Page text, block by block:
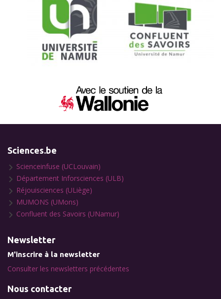
Sciences.be
Scienceinfuse (UCLouvain)
Département Inforsciences (ULB)
Réjouisciences (ULiège)
MUMONS (UMons)
Confluent des Savoirs (UNamur)
Newsletter
M'inscrire à la newsletter
Consulter les newsletters précédentes
Nous contacter